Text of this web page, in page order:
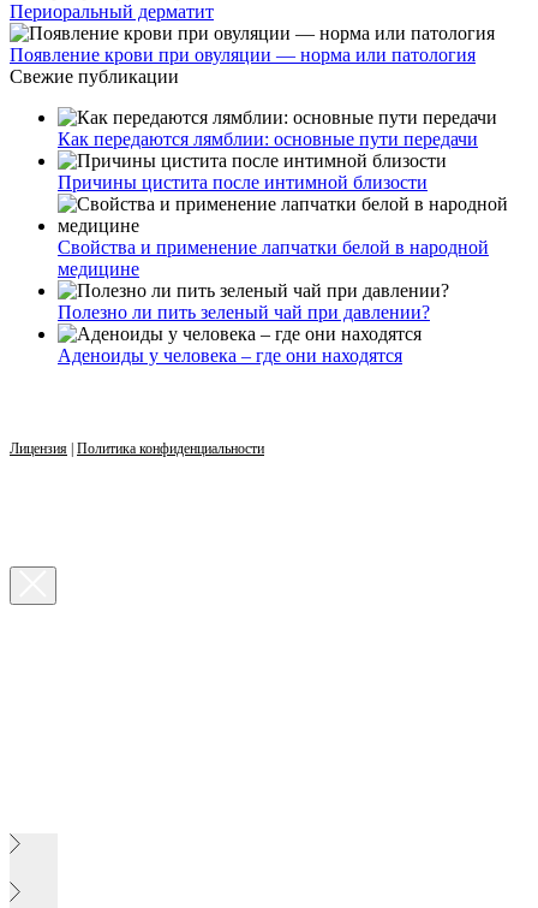
Периоральный дерматит
Появление крови при овуляции — норма или патология
Свежие публикации
Как передаются лямблии: основные пути передачи
Причины цистита после интимной близости
Свойства и применение лапчатки белой в народной
медицине
Полезно ли пить зеленый чай при давлении?
Аденоиды у человека – где они находятся
Лицензия Политика конфиденциальности